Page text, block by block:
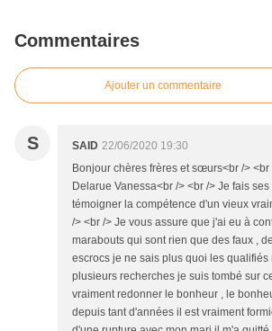
Commentaires
Ajouter un commentaire
S SAID 22/06/2020 19:30
Bonjour chères frères et sœurs<br /> <br
Delarue Vanessa<br /> <br /> Je fais
témoigner la compétence d'un vieux
/> <br /> Je vous assure que j'ai eu à
marabouts qui sont rien que des faux ,
escrocs je ne sais plus quoi les qualifiés
plusieurs recherches je suis tombé sur
vraiment redonner le bonheur , le
depuis tant d'années il est vraiment